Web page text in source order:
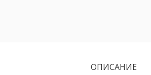
ОПИСАНИЕ